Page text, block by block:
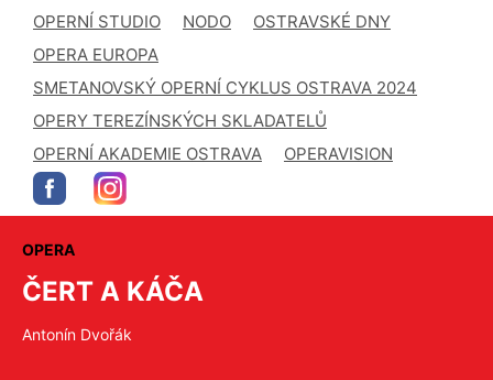
OPERNÍ STUDIO
NODO
OSTRAVSKÉ DNY
OPERA EUROPA
SMETANOVSKÝ OPERNÍ CYKLUS OSTRAVA 2024
OPERY TEREZÍNSKÝCH SKLADATELŮ
OPERNÍ AKADEMIE OSTRAVA
OPERAVISION
OPERA
ČERT A KÁČA
Antonín Dvořák